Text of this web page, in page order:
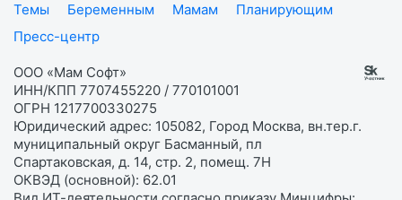
Темы
Беременным Мамам
Планирующим
Пресс-центр
ООО «Мам Софт»
ИНН/КПП 7707455220 / 770101001
ОГРН 1217700330275
Юридический адрес: 105082, Город Москва, вн.тер.г.
муниципальный округ Басманный, пл
Спартаковская, д. 14, стр. 2, помещ. 7Н
ОКВЭД (основной): 62.01